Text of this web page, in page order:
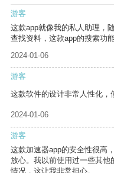
游客
这款app就像我的私人助理，
查找资料，这款app的搜索功
2024-01-06
游客
这款软件的设计非常人性化，
2024-01-06
游客
这款加速器app的安全性很高
放心。我以前使用过一些其他
情况，这让我非常担心。